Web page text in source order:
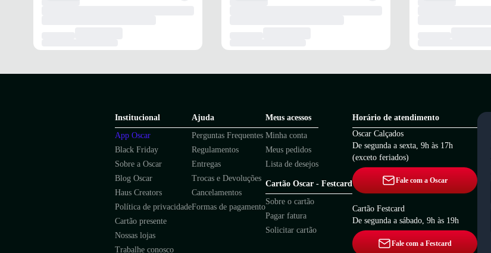
Institucional
App Oscar
Black Friday
Sobre a Oscar
Blog Oscar
Haus Creators
Política de privacidade
Cartão presente
Nossas lojas
Trabalhe conosco
Ajuda
Perguntas Frequentes
Regulamentos
Entregas
Trocas e Devoluções
Cancelamentos
Formas de pagamento
Meus acessos
Minha conta
Meus pedidos
Lista de desejos
Cartão Oscar - Festcard
Sobre o cartão
Pagar fatura
Solicitar cartão
Horário de atendimento
Oscar Calçados
De segunda a sexta, 9h às 17h
(exceto feriados)
Fale com a Oscar
Cartão Festcard
De segunda a sábado, 9h às 19h
Fale com a Festcard